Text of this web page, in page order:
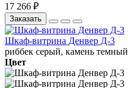
17 266 ₽
Заказать
Шкаф-витрина Денвер Д-3
риббек серый, камень темный
Цвет